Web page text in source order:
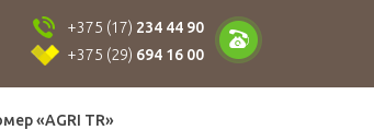
+375 (17) 234 44 90
+375 (29) 694 16 00
«AGRI TR»